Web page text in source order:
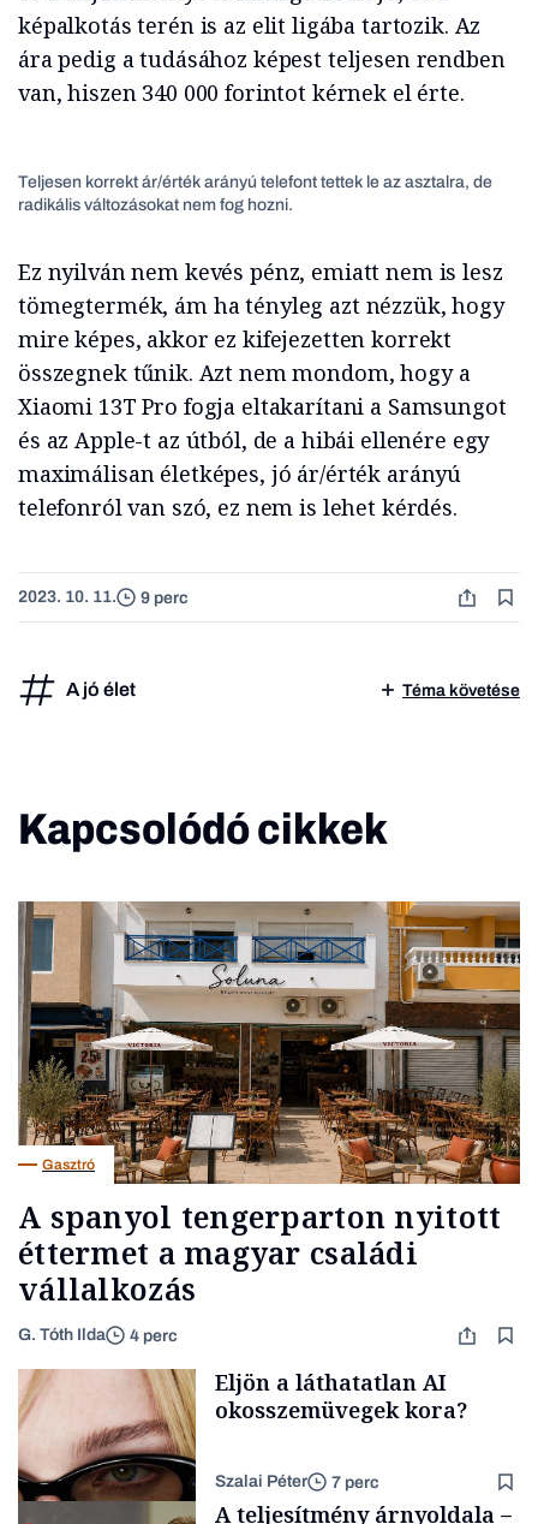
képalkotás terén is az elit ligába tartozik. Az
ára pedig a tudásához képest teljesen rendben
van, hiszen 340 000 forintot kérnek el érte.
Teljesen korrekt ár/érték arányú telefont tettek le az asztalra, de
radikális változásokat nem fog hozni.
Ez nyilván nem kevés pénz, emiatt nem is lesz
tömegtermék, ám ha tényleg azt nézzük, hogy
mire képes, akkor ez kifejezetten korrekt
összegnek tűnik. Azt nem mondom, hogy a
Xiaomi 13T Pro fogja eltakarítani a Samsungot
és az Apple-t az útból, de a hibái ellenére egy
maximálisan életképes, jó ár/érték arányú
telefonról van szó, ez nem is lehet kérdés.
2023. 10. 11. 9 perc
A jó élet Téma követése
Kapcsolódó cikkek
Gasztró
A spanyol tengerparton nyitott
éttermet a magyar családi
vállalkozás
G. Tóth Ilda 4 perc
Eljön a láthatatlan AI
okosszemüvegek kora?
Szalai Péter 7 perc
A teljesítmény árnyoldala –